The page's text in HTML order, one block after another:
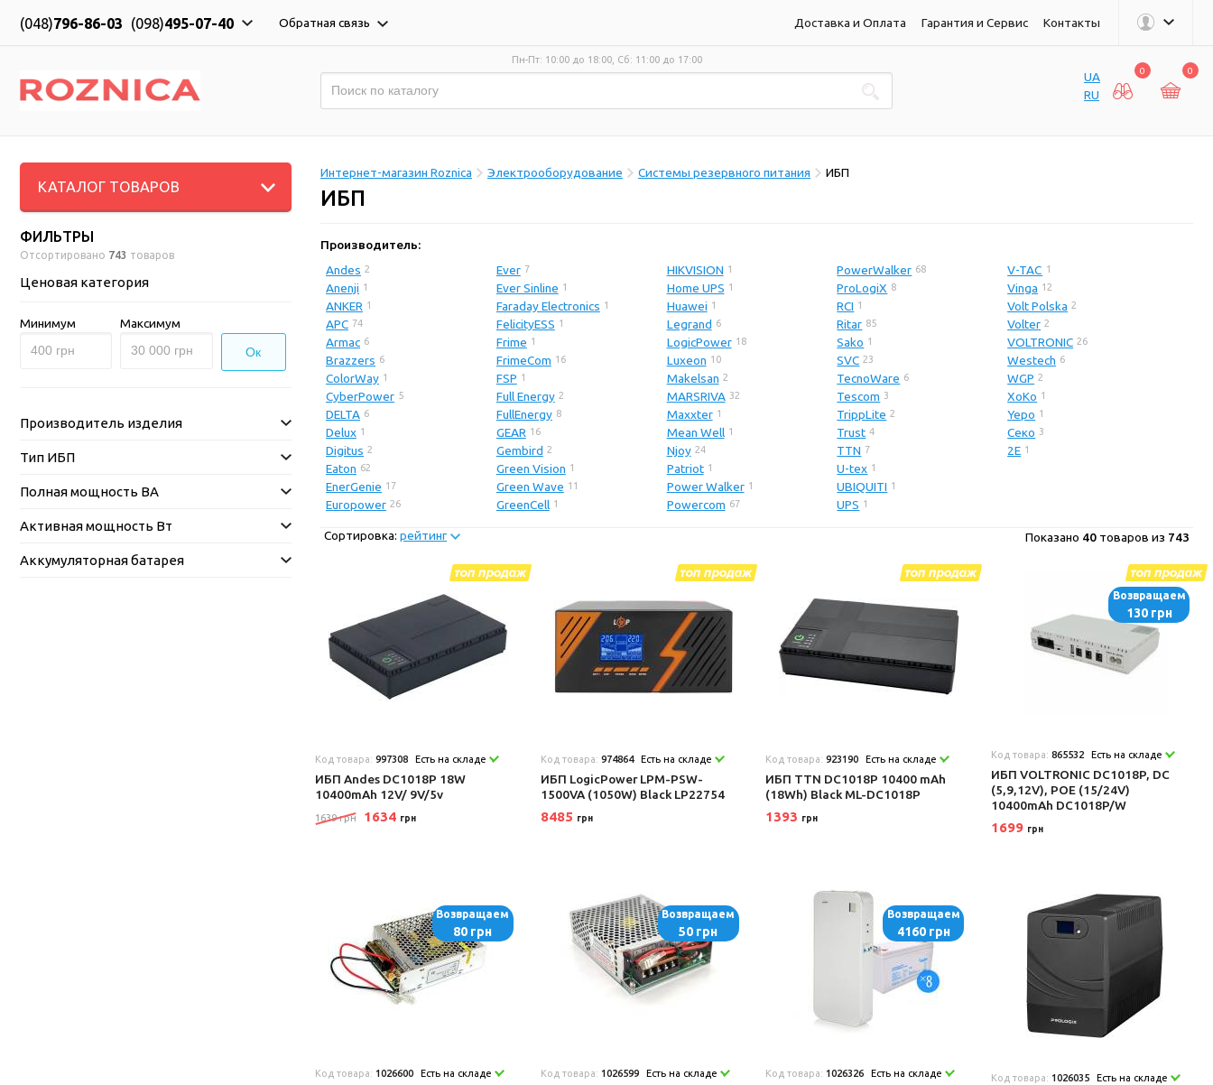
(048)796-86-03 (098)495-07-40 Обратная связь Доставка и Оплата Гарантия и Сервис Контакты
Пн-Пт: 10:00 до 18:00, Сб: 11:00 до 17:00
UA
RU
0 0
КАТАЛОГ ТОВАРОВ
ФИЛЬТРЫ
Отсортировано 743 товаров
Ценовая категория
Минимум Максимум
Ок
Производитель изделия
Тип ИБП
Полная мощность ВА
Активная мощность Вт
Аккумуляторная батарея
Интернет-магазин Roznica Электрооборудование Системы резервного питания ИБП
ИБП
Производитель:
Andes 2
Anenji 1
ANKER 1
APC 74
Armac 6
Brazzers 6
ColorWay 1
CyberPower 5
DELTA 6
Delux 1
Digitus 2
Eaton 62
EnerGenie 17
Europower 26
Ever 7
Ever Sinline 1
Faraday Electronics 1
FelicityESS 1
Frime 1
FrimeCom 16
FSP 1
Full Energy 2
FullEnergy 8
GEAR 16
Gembird 2
Green Vision 1
Green Wave 11
GreenCell 1
HIKVISION 1
Home UPS 1
Huawei 1
Legrand 6
LogicPower 18
Luxeon 10
Makelsan 2
MARSRIVA 32
Maxxter 1
Mean Well 1
Njoy 24
Patriot 1
Power Walker 1
Powercom 67
PowerWalker 68
ProLogiX 8
RCI 1
Ritar 85
Sako 1
SVC 23
TecnoWare 6
Tescom 3
TrippLite 2
Trust 4
TTN 7
U-tex 1
UBIQUITI 1
UPS 1
V-TAC 1
Vinga 12
Volt Polska 2
Volter 2
VOLTRONIC 26
Westech 6
WGP 2
XoKo 1
Yepo 1
Секо 3
2E 1
Сортировка: рейтинг Показано 40 товаров из 743
Код товара: 997308 Есть на складе
ИБП Andes DC1018P 18W
10400mAh 12V/ 9V/5v
1639 грн 1634 грн
Код товара: 974864 Есть на складе
ИБП LogicPower LPM-PSW-
1500VA (1050W) Black LP22754
8485 грн
Код товара:923190 Есть на складе
ИБП TTN DC1018P 10400 mAh
(18Wh) Black ML-DC1018P
1393 грн
Возвращаем
130 грн
Код товара:865532 Есть на складе
ИБП VOLTRONIC DC1018P, DC
(5,9,12V), POE (15/24V)
10400mAh DC1018P/W
1699 грн
Возвращаем
80 грн
Код товара: 1026600 Есть на складе
Возвращаем
50 грн
Код товара: 1026599 Есть на складе
Возвращаем
4160 грн
Код товара: 1026326 Есть на складе Код товара: 1026035 Есть на складе